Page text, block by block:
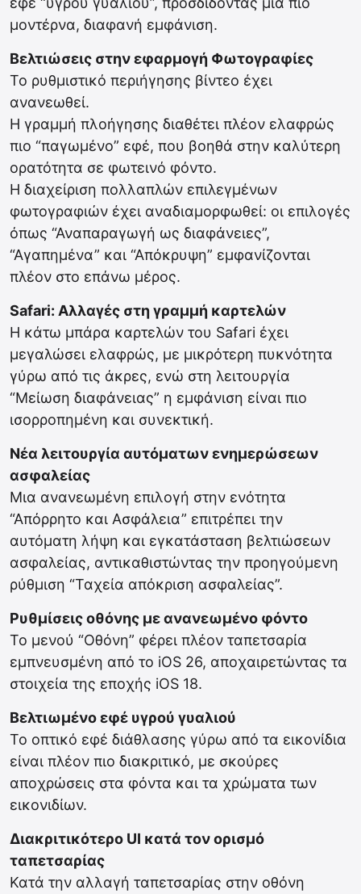
μοντέρνα, διαφανή εμφάνιση.
Βελτιώσεις στην εφαρμογή Φωτογραφίες
Το ρυθμιστικό περιήγησης βίντεο έχει
ανανεωθεί.
Η γραμμή πλοήγησης διαθέτει πλέον ελαφρώς
πιο “παγωμένο” εφέ, που βοηθά στην καλύτερη
ορατότητα σε φωτεινό φόντο.
Η διαχείριση πολλαπλών επιλεγμένων
φωτογραφιών έχει αναδιαμορφωθεί: οι επιλογές
όπως “Αναπαραγωγή ως διαφάνειες”,
“Αγαπημένα” και “Απόκρυψη” εμφανίζονται
πλέον στο επάνω μέρος.
Safari: Αλλαγές στη γραμμή καρτελών
Η κάτω μπάρα καρτελών του Safari έχει
μεγαλώσει ελαφρώς, με μικρότερη πυκνότητα
γύρω από τις άκρες, ενώ στη λειτουργία
“Μείωση διαφάνειας” η εμφάνιση είναι πιο
ισορροπημένη και συνεκτική.
Νέα λειτουργία αυτόματων ενημερώσεων
ασφαλείας
Μια ανανεωμένη επιλογή στην ενότητα
“Απόρρητο και Ασφάλεια” επιτρέπει την
αυτόματη λήψη και εγκατάσταση βελτιώσεων
ασφαλείας, αντικαθιστώντας την προηγούμενη
ρύθμιση “Ταχεία απόκριση ασφαλείας”.
Ρυθμίσεις οθόνης με ανανεωμένο φόντο
Το μενού “Οθόνη” φέρει πλέον ταπετσαρία
εμπνευσμένη από το iOS 26, αποχαιρετώντας τα
στοιχεία της εποχής iOS 18.
Βελτιωμένο εφέ υγρού γυαλιού
Το οπτικό εφέ διάθλασης γύρω από τα εικονίδια
είναι πλέον πιο διακριτικό, με σκούρες
αποχρώσεις στα φόντα και τα χρώματα των
εικονιδίων.
Διακριτικότερο UI κατά τον ορισμό
ταπετσαρίας
Κατά την αλλαγή ταπετσαρίας στην οθόνη